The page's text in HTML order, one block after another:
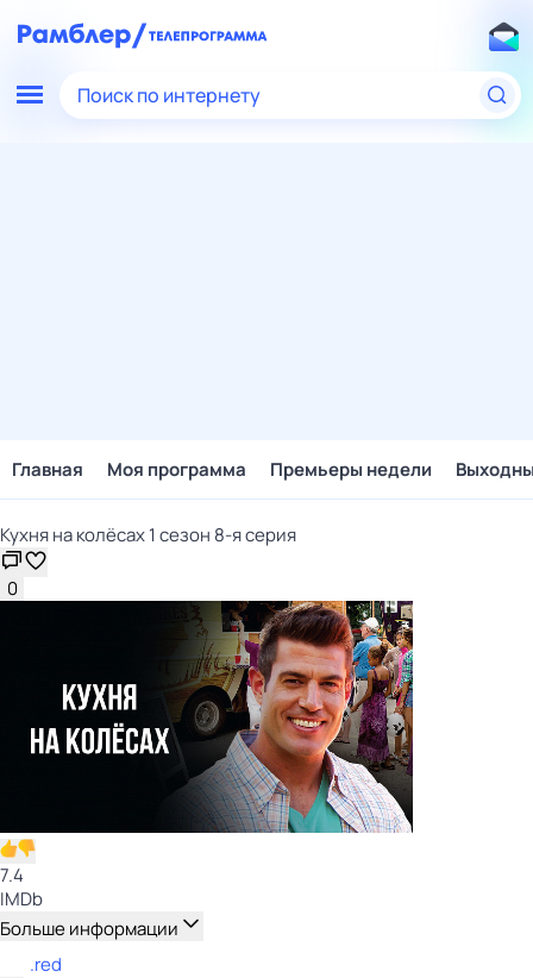
Поиск по интернету
Главная Моя программа Премьеры недели
Кухня на колёсах 1 сезон 8-я серия
0
7.4
IMDb
Больше информации
.red